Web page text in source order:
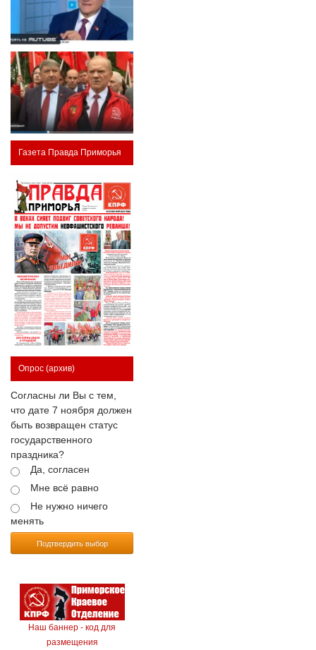
Газета Правда Приморья
Опрос (архив)
Согласны ли Вы с тем,
что дате 7 ноября должен
быть возвращен статус
государственного
праздника?
Да, согласен
Мне всё равно
Не нужно ничего
менять
Подтвердить выбор
Наш баннер - код для
размещения